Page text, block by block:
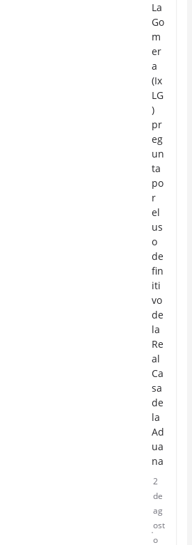
La
Go
m
er
a
(Ix
LG
)
pr
eg
un
ta
po
r
el
us
o
de
fin
iti
vo
de
la
Re
al
Ca
sa
de
la
Ad
ua
na
2
de
ag
ost
o